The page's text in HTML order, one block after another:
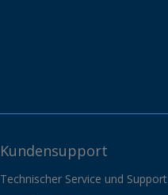
Kundensupport
Technischer Service und Support